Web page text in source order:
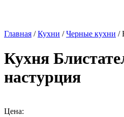
Главная /Кухни /Черные кухни /
Кухня
настурция
Цена: